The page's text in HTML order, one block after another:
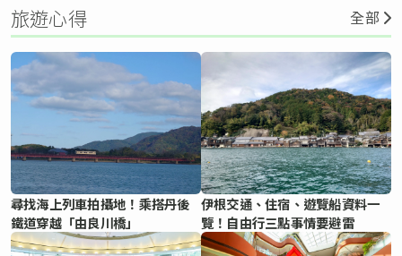
旅遊心得 全部
尋找海上列車拍攝地！乘搭丹後
鐵道穿越「由良川橋」
伊根交通、住宿、遊覽船資料一
覽！自由行三點事情要避雷